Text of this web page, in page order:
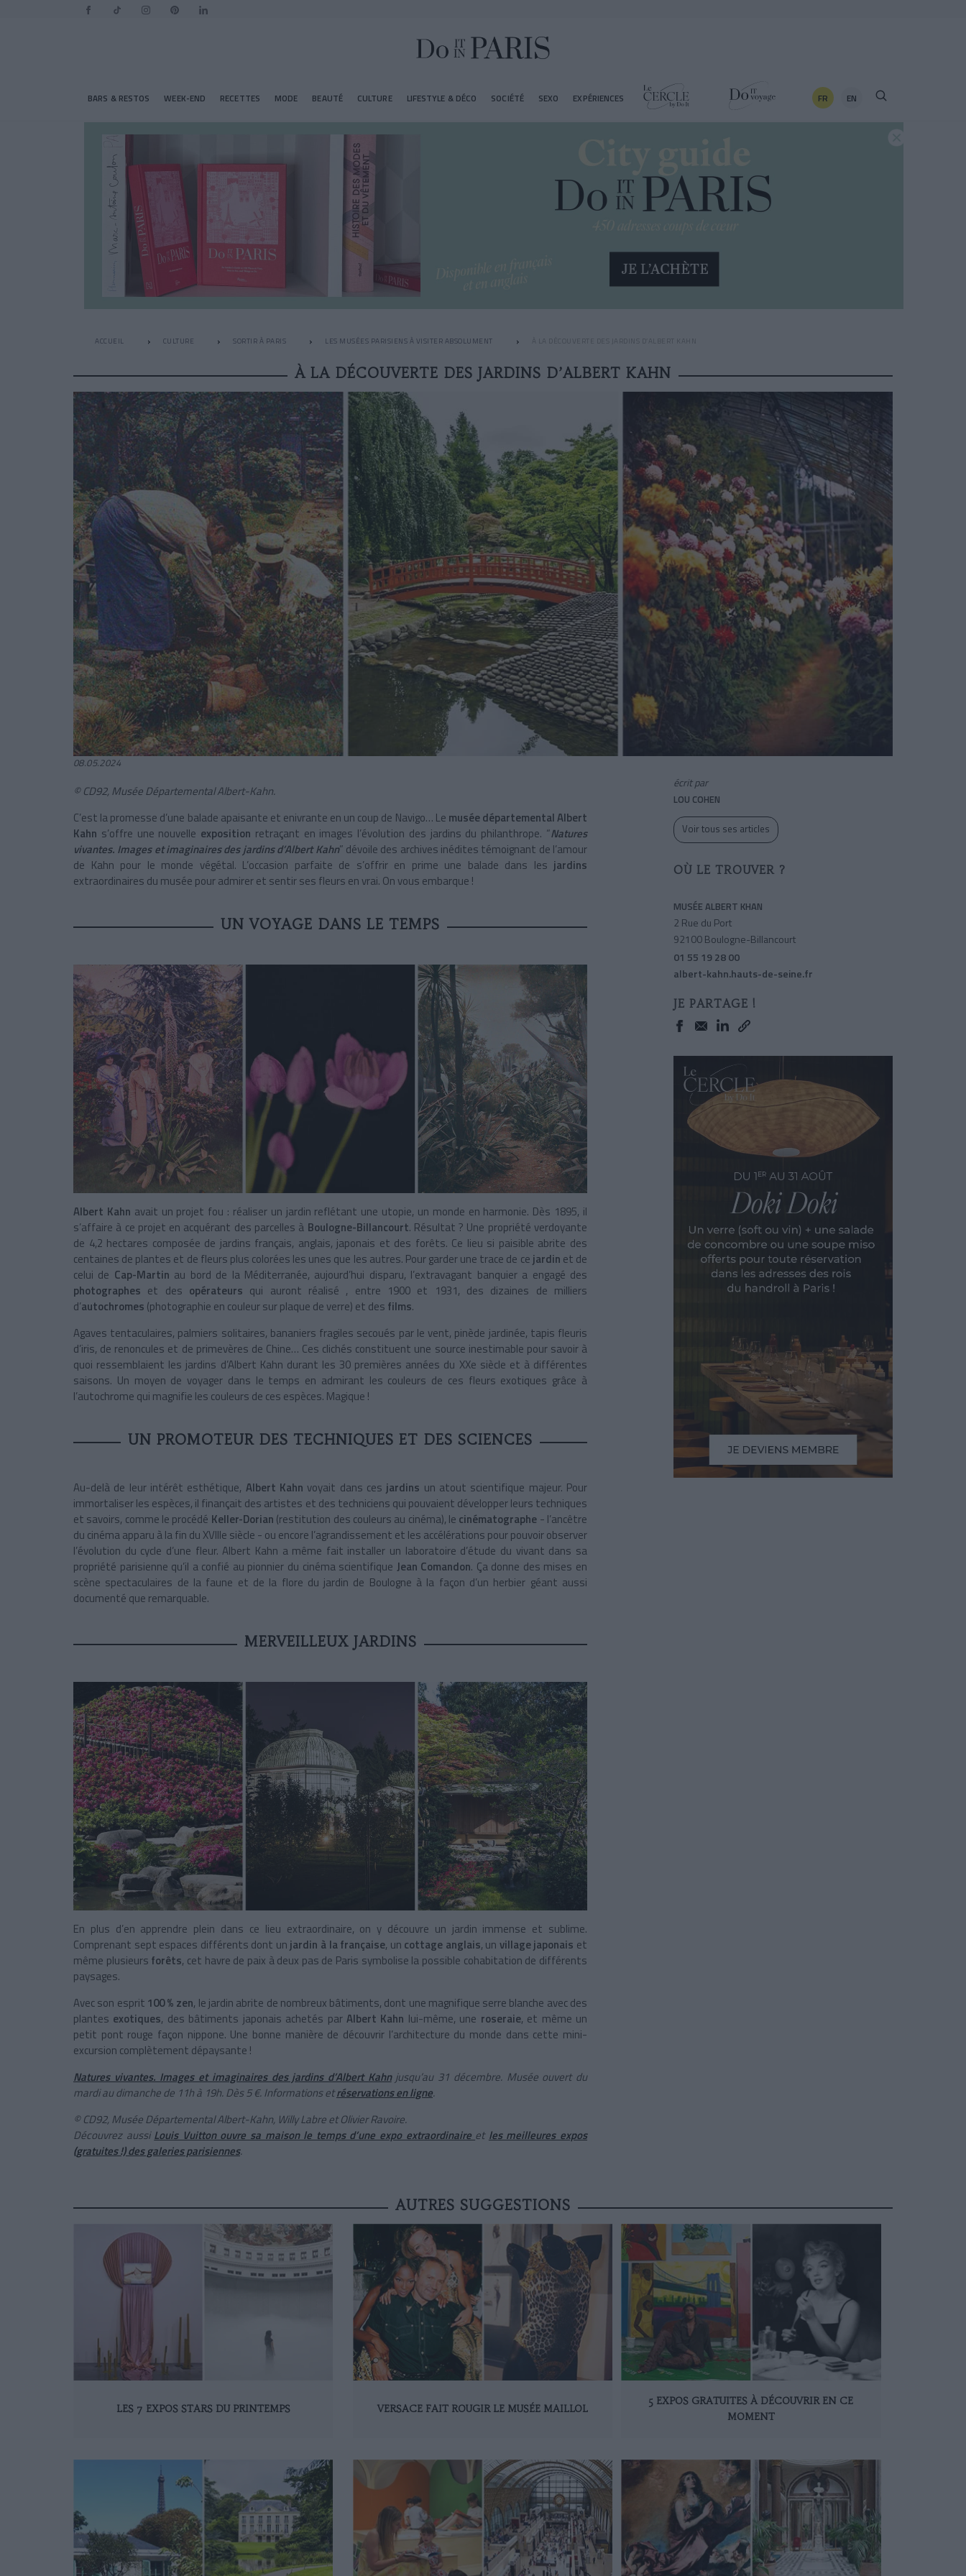
BARS & RESTOS WEEK-END RECETTES MODE BEAUTÉ CULTURE LIFESTYLE & DÉCO SOCIÉTÉ SEXO EXPÉRIENCES FR EN
ACCUEIL CULTURE SORTIR À PARIS LES MUSÉES PARISIENS À VISITER ABSOLUMENT À LA DÉCOUVERTE DES JARDINS D’ALBERT KAHN
À LA DÉCOUVERTE DES JARDINS D’ALBERT KAHN
08.05.2024
© CD92, Musée Départemental Albert-Kahn.
C’est la promesse d’une balade apaisante et enivrante en un coup de Navigo… Le musée départemental Albert
Kahn s’offre une nouvelle exposition retraçant en images l’évolution des jardins du philanthrope. “Natures
vivantes. Images et imaginaires des jardins d’Albert Kahn” dévoile des archives inédites témoignant de l’amour
de Kahn pour le monde végétal. L’occasion parfaite de s’offrir en prime une balade dans les jardins
extraordinaires du musée pour admirer et sentir ses fleurs en vrai. On vous embarque !
UN VOYAGE DANS LE TEMPS
Albert Kahn avait un projet fou : réaliser un jardin reflétant une utopie, un monde en harmonie. Dès 1895, il
s’affaire à ce projet en acquérant des parcelles à Boulogne-Billancourt. Résultat ? Une propriété verdoyante
de 4,2 hectares composée de jardins français, anglais, japonais et des forêts. Ce lieu si paisible abrite des
centaines de plantes et de fleurs plus colorées les unes que les autres. Pour garder une trace de ce jardin et de
celui de Cap-Martin au bord de la Méditerranée, aujourd’hui disparu, l’extravagant banquier a engagé des
photographes et des opérateurs qui auront réalisé , entre 1900 et 1931, des dizaines de milliers
d’autochromes (photographie en couleur sur plaque de verre) et des films.
Agaves tentaculaires, palmiers solitaires, bananiers fragiles secoués par le vent, pinède jardinée, tapis fleuris
d’iris, de renoncules et de primevères de Chine… Ces clichés constituent une source inestimable pour savoir à
quoi ressemblaient les jardins d’Albert Kahn durant les 30 premières années du XXe siècle et à différentes
saisons. Un moyen de voyager dans le temps en admirant les couleurs de ces fleurs exotiques grâce à
l’autochrome qui magnifie les couleurs de ces espèces. Magique !
UN PROMOTEUR DES TECHNIQUES ET DES SCIENCES
Au-delà de leur intérêt esthétique, Albert Kahnvoyait dans ces jardins un atout scientifique majeur. Pour
immortaliser les espèces, il finançait des artistes et des techniciens qui pouvaient développer leurs techniques
et savoirs, comme le procédé Keller-Dorian (restitution des couleurs au cinéma), le cinématographe - l’ancêtre
du cinéma apparu à la fin du XVIIIe siècle - ou encore l’agrandissement et les accélérations pour pouvoir observer
l’évolution du cycle d’une fleur. Albert Kahn a même fait installer un laboratoire d’étude du vivant dans sa
propriété parisienne qu’il a confié au pionnier du cinéma scientifique Jean Comandon. Ça donne des mises en
scène spectaculaires de la faune et de la flore du jardin de Boulogne à la façon d’un herbier géant aussi
documenté que remarquable.
MERVEILLEUX JARDINS
En plus d’en apprendre plein dans ce lieu extraordinaire, on y découvre un jardin immense et sublime.
Comprenant sept espaces différents dont un jardin à la française, un cottage anglais, un village japonais et
même plusieurs forêts, cet havre de paix à deux pas de Paris symbolise la possible cohabitation de différents
paysages.
Avec son esprit 100 % zen, le jardin abrite de nombreux bâtiments, dont une magnifique serre blanche avec des
plantes exotiques, des bâtiments japonais achetés parAlbert Kahn lui-même, une roseraie, et même un
petit pont rouge façon nippone. Une bonne manière de découvrir l’architecture du monde dans cette mini-
excursion complètement dépaysante !
Natures vivantes. Images et imaginaires des jardins d’Albert Kahnjusqu’au 31 décembre. Musée ouvert du
mardi au dimanche de 11h à 19h. Dès 5 €. Informations etréservations en ligne.
© CD92, Musée Départemental Albert-Kahn, Willy Labre et Olivier Ravoire.
Découvrez aussiLouis Vuitton ouvre sa maison le temps d’une expo extraordinaire et les meilleures expos
(gratuites !) des galeries parisiennes.
écrit par
LOU COHEN
Voir tous ses articles
OÙ LE TROUVER ?
MUSÉE ALBERT KHAN
2 Rue du Port
92100 Boulogne-Billancourt
01 55 19 28 00
albert-kahn.hauts-de-seine.fr
JE PARTAGE !
AUTRES SUGGESTIONS
LES 7 EXPOS STARS DU PRINTEMPS VERSACE FAIT ROUGIR LE MUSÉE MAILLOL
5 EXPOS GRATUITES À DÉCOUVRIR EN CE
MOMENT